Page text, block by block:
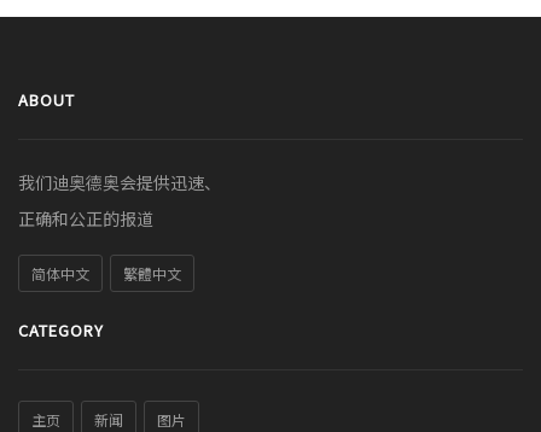
ABOUT
我们迪奥德奥会提供迅速、
正确和公正的报道
简体中文 繁體中文
CATEGORY
主页 新闻 图片